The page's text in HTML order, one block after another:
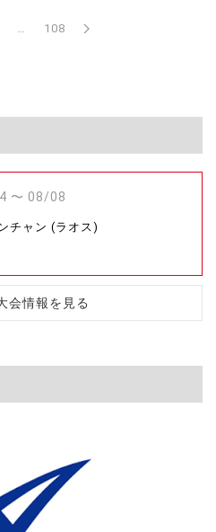
108
〜 08/08
チャン (ラオス)
会情報を見る